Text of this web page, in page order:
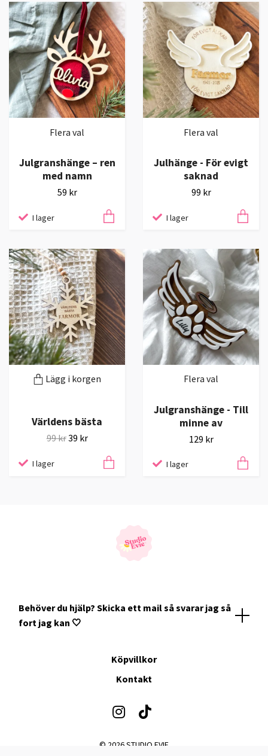
Flera val
Julgranshänge – ren
med namn
59 kr
I lager
Flera val
Julhänge - För evigt
saknad
99 kr
I lager
Lägg i korgen
Världens bästa
99 kr39 kr
I lager
Flera val
Julgranshänge - Till
minne av
129 kr
I lager
Behöver du hjälp? Skicka ett mail så svarar jag så
fort jag kan 🤍
Köpvillkor
Kontakt
© 2026 STUDIO EVIE